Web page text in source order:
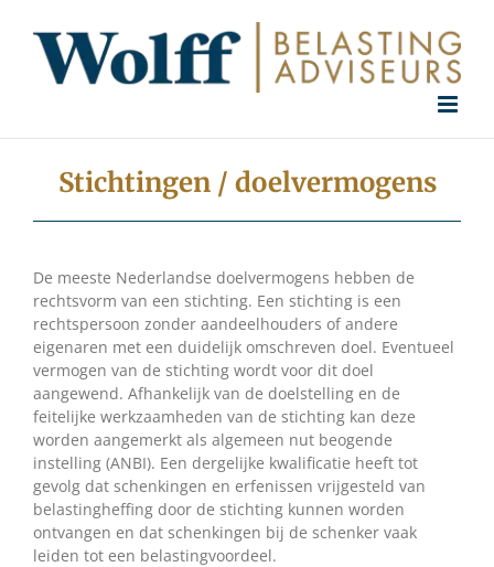
inhoud
Stichtingen / doelvermogens
De meeste Nederlandse doelvermogens hebben de
rechtsvorm van een stichting. Een stichting is een
rechtspersoon zonder aandeelhouders of andere
eigenaren met een duidelijk omschreven doel. Eventueel
vermogen van de stichting wordt voor dit doel
aangewend. Afhankelijk van de doelstelling en de
feitelijke werkzaamheden van de stichting kan deze
worden aangemerkt als algemeen nut beogende
instelling (ANBI). Een dergelijke kwalificatie heeft tot
gevolg dat schenkingen en erfenissen vrijgesteld van
belastingheffing door de stichting kunnen worden
ontvangen en dat schenkingen bij de schenker vaak
leiden tot een belastingvoordeel.